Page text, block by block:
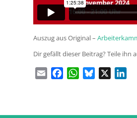
Auszug aus Original –
Dir gefällt dieser Beitrag? Teile ihn
Email FacebookWhatsApp
Bluesky